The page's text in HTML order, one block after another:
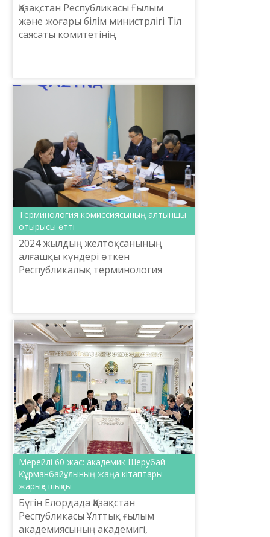
Қазақстан Республикасы Ғылым
және жоғары білім министрлігі Тіл
саясаты комитетінің
Терминология комиссиясының алтыншы
отырысы өтті
2024 жылдың желтоқсанының
алғашқы күндері өткен
Республикалық терминология
Мерейлі 60 жас: академик Шерубай
Құрманбайұлының жаңа кітаптары
жарыққа шықты
Бүгін Елордада Қазақстан
Республикасы Ұлттық ғылым
академиясының академигі,